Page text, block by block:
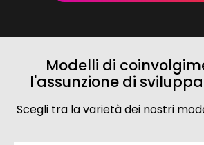
Modelli di
l'assunzione di
Scegli tra la varietà dei nostri